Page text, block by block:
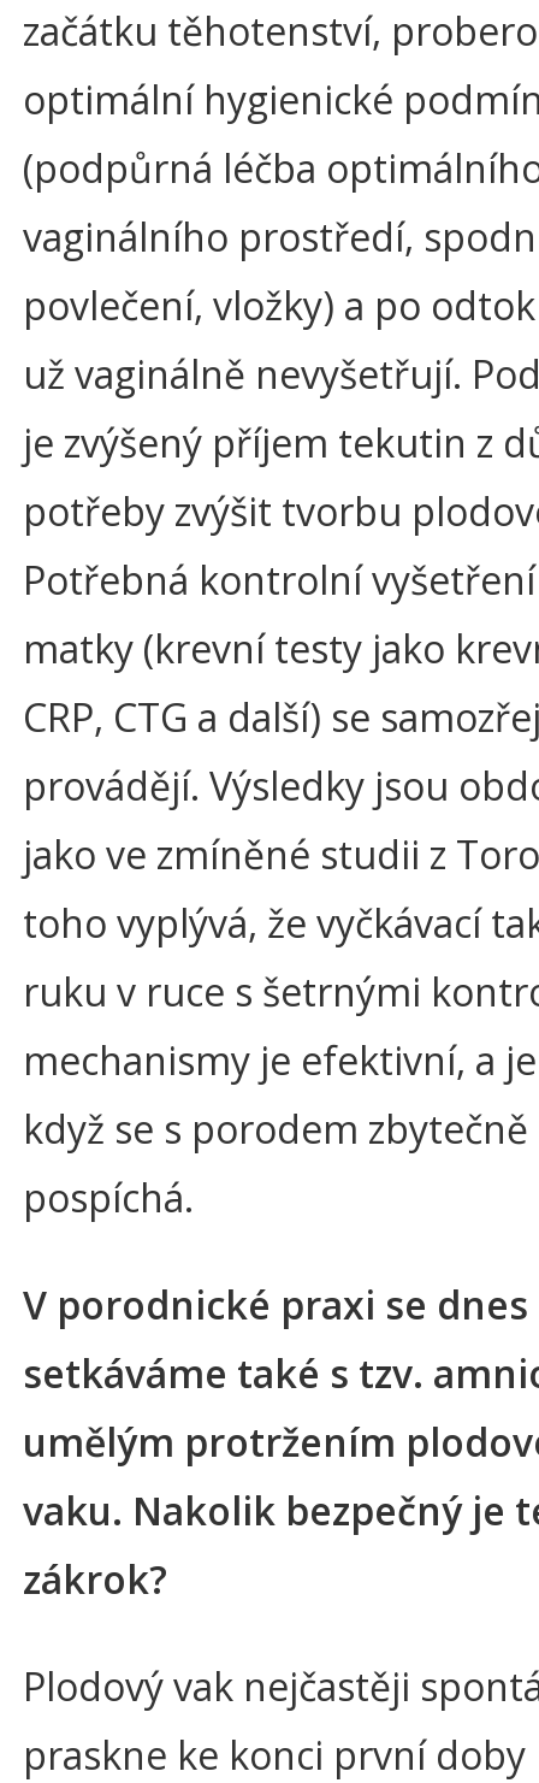
začátku těhotenství,
optimální hygienické
(podpůrná léčba
vaginálního prostředí,
povlečení, vložky) a po
už vaginálně nevyšetřují.
je zvýšený příjem tekutin z
potřeby zvýšit tvorbu
Potřebná kontrolní
matky (krevní testy jako
CRP, CTG a další) se
provádějí. Výsledky jsou
jako ve zmíněné studii z
toho vyplývá, že vyčkávací
ruku v ruce s šetrnými
mechanismy je efektivní, a
když se s porodem zbytečně
pospíchá.
V porodnické praxi se dnes
setkáváme také s tzv.
umělým protržením
vaku. Nakolik bezpečný je
zákrok?
Plodový vak nejčastěji
praskne ke konci první